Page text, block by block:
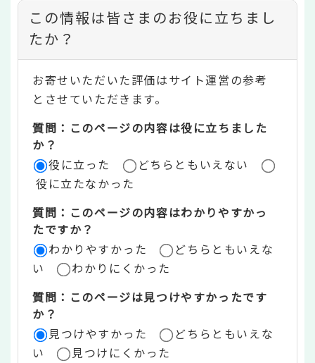
コ
ン
テ
ン
ツ
評
価
リ
ア
この情報は皆さまのお役に立ちまし
たか？
お寄せいただいた評価はサイト運営の参考
とさせていただきます。
質問：このページの内容は役に立ちました
か？
役に立った
どちらともいえない
役に立たなかった
質問：このページの内容はわかりやすかっ
たですか？
わかりやすかった
どちらともいえな
い
わかりにくかった
質問：このページは見つけやすかったです
か？
見つけやすかった
どちらともいえな
い
見つけにくかった